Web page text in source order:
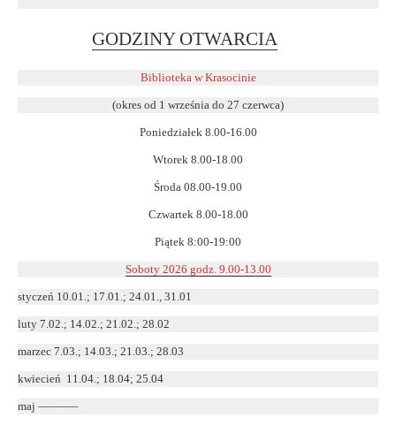
GODZINY OTWARCIA
w
Biblioteka w Krasocinie
(okres od 1 września do 27 czerwca)
Poniedziałek 8.00-16.00
Wtorek 8.00-18.00
Środa 08.00-19.00
Czwartek 8.00-18.00
Piątek 8:00-19:00
Soboty 2026 godz. 9.00-13.00
styczeń 10.01.; 17.01.; 24.01., 31.01
luty 7.02.; 14.02.; 21.02.; 28.02
marzec 7.03.; 14.03.; 21.03.; 28.03
kwiecień 11.04.; 18.04; 25.04
maj ———–